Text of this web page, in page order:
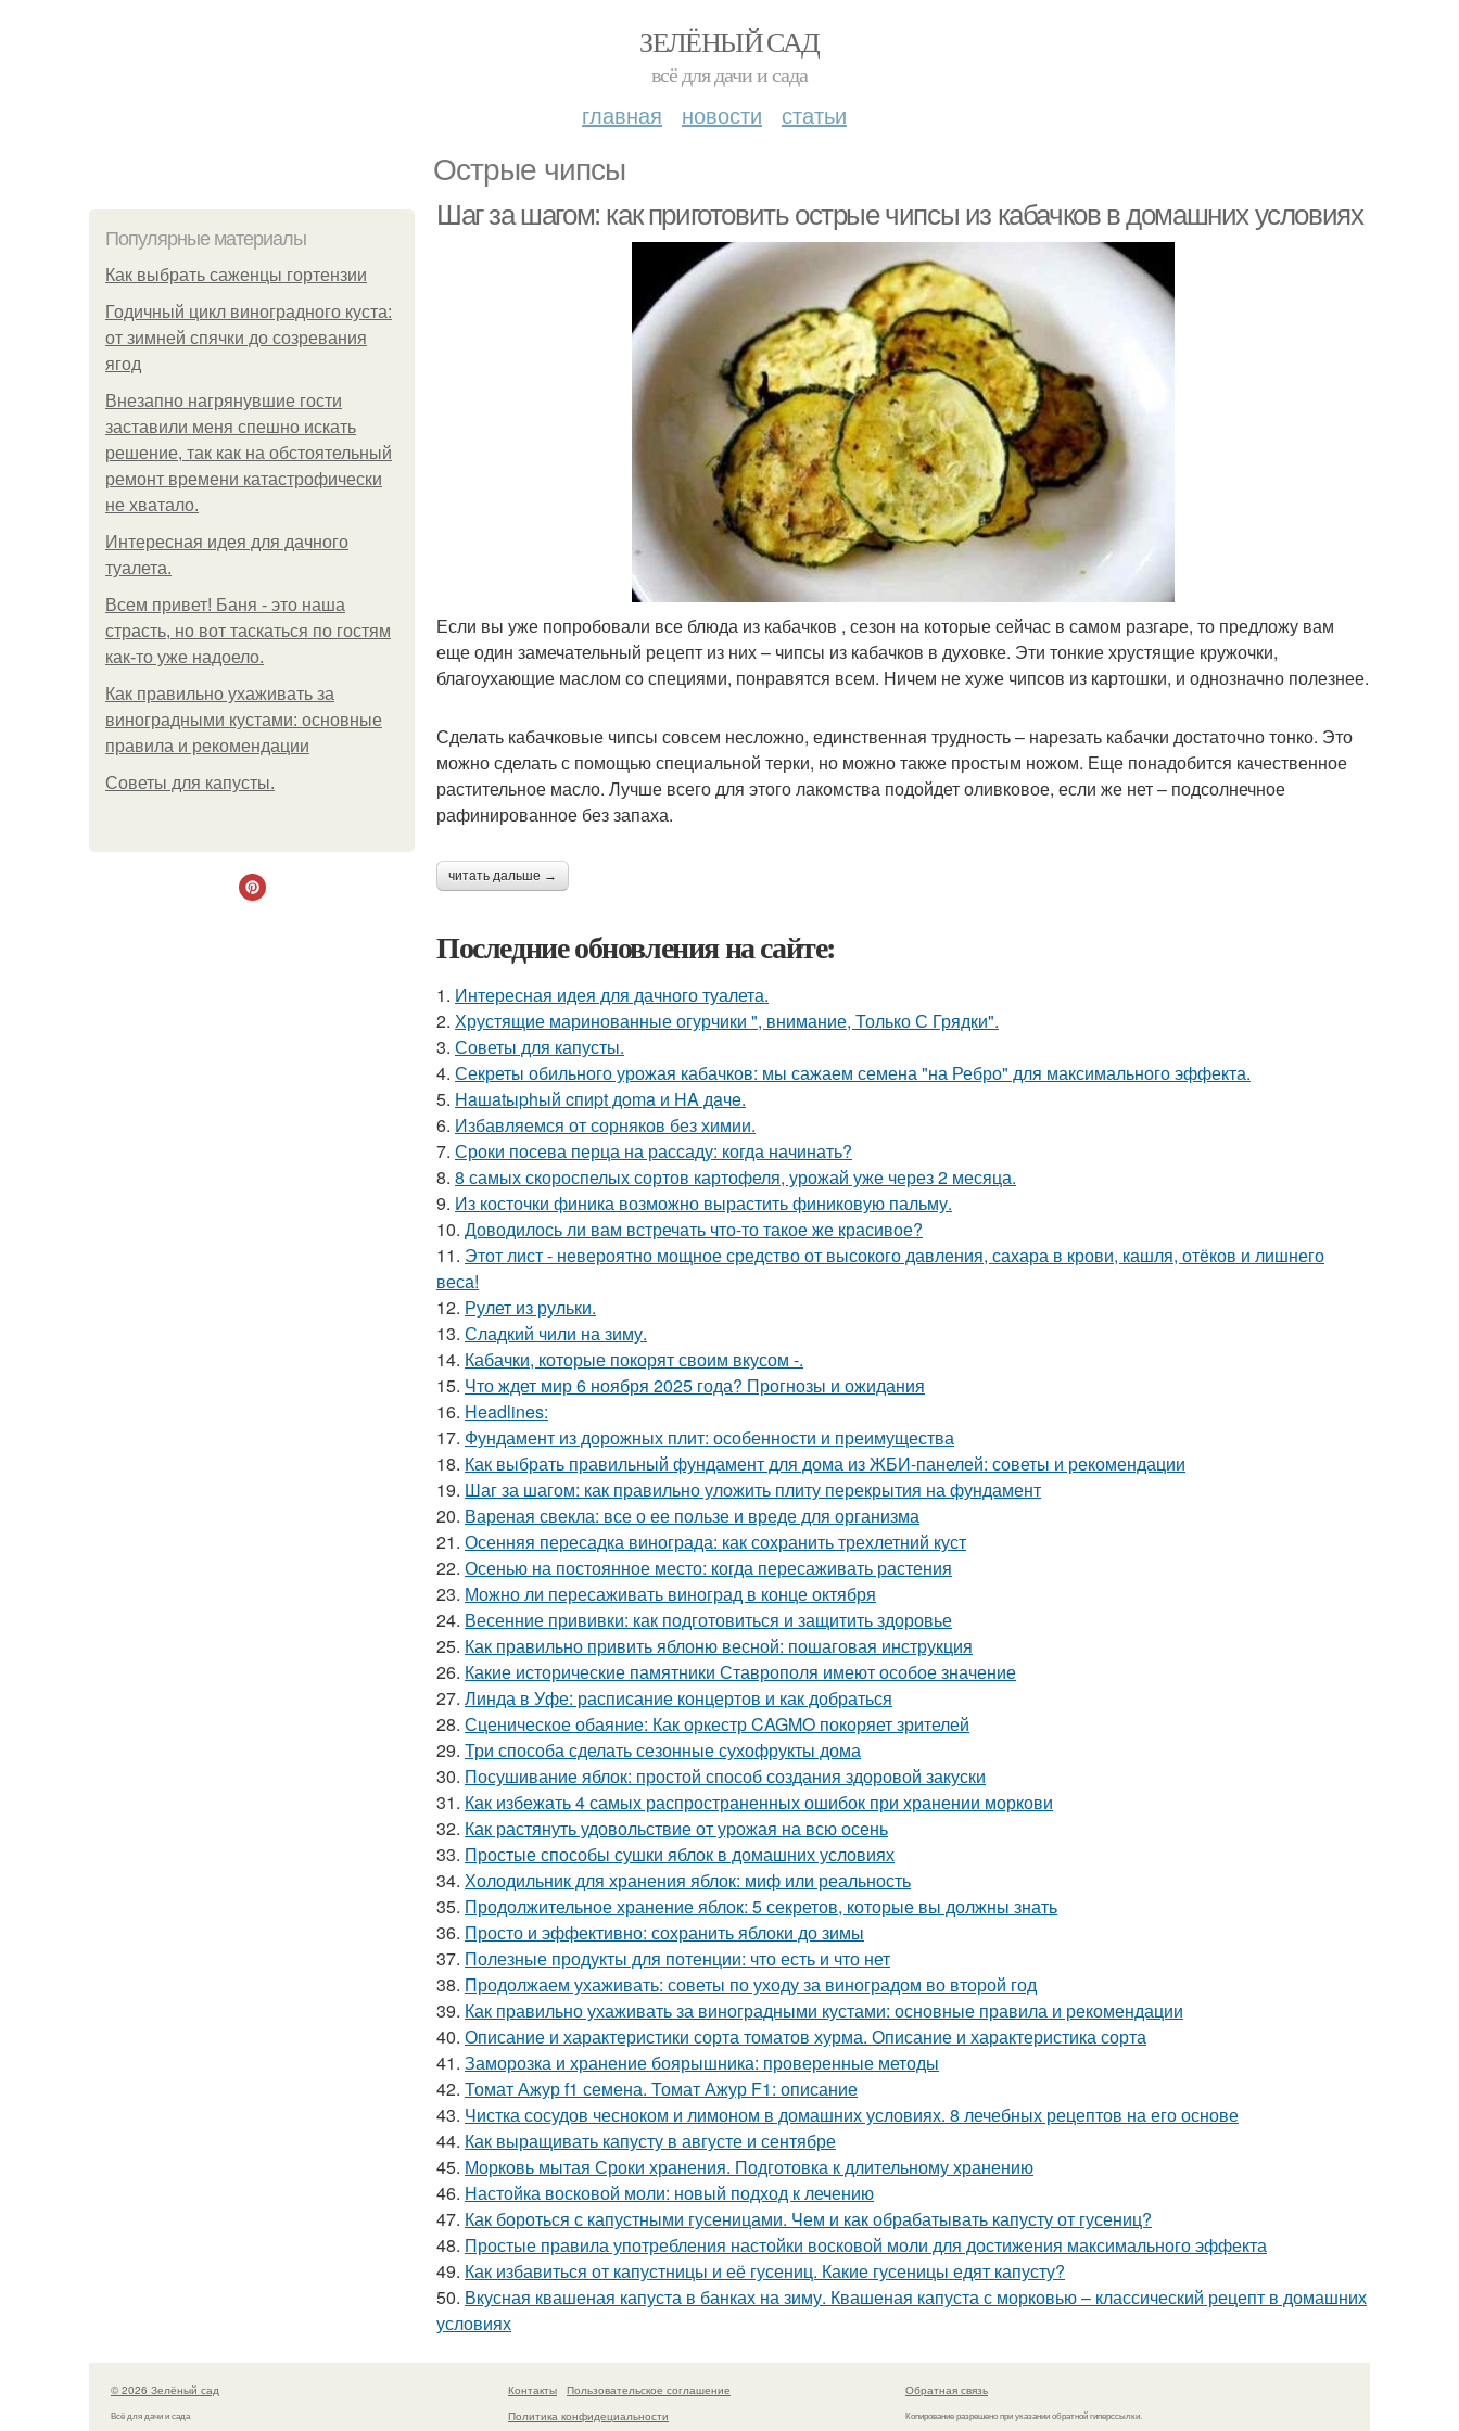
ЗЕЛЁНЫЙ САД
всё для дачи и сада
главная новости статьи
Острые чипсы
Популярные материалы
Как выбрать саженцы гортензии
Годичный цикл виноградного куста:
от зимней спячки до созревания
ягод
Внезапно нагрянувшие гости
заставили меня спешно искать
решение, так как на обстоятельный
ремонт времени катастрофически
не хватало.
Интересная идея для дачного
туалета.
Всем привет! Баня - это наша
страсть, но вот таскаться по гостям
как-то уже надоело.
Как правильно ухаживать за
виноградными кустами: основные
правила и рекомендации
Советы для капусты.
Шаг за шагом: как приготовить острые чипсы из кабачков в домашних условиях
Если вы уже попробовали все блюда из кабачков , сезон на которые сейчас в самом разгаре, то предложу вам
еще один замечательный рецепт из них – чипсы из кабачков в духовке. Эти тонкие хрустящие кружочки,
благоухающие маслом со специями, понравятся всем. Ничем не хуже чипсов из картошки, и однозначно полезнее.
Сделать кабачковые чипсы совсем несложно, единственная трудность – нарезать кабачки достаточно тонко. Это
можно сделать с помощью специальной терки, но можно также простым ножом. Еще понадобится качественное
растительное масло. Лучше всего для этого лакомства подойдет оливковое, если же нет – подсолнечное
рафинированное без запаха.
читать дальше →
Последние обновления на сайте:
1. Интересная идея для дачного туалета.
2. Хрустящие маринованные огурчики ", внимание, Только С Грядки".
3. Советы для капусты.
4. Секреты обильного урожая кабачков: мы сажаем семена "на Ребро" для максимального эффекта.
5. Haшatыphый cпиpt дoma и HA дaчe.
6. Избавляемся от сорняков без химии.
7. Сроки посева перца на рассаду: когда начинать?
8. 8 самых скороспелых сортов картофеля, урожай уже через 2 месяца.
9. Из косточки финика возможно вырастить финиковую пальму.
10. Доводилось ли вам встречать что-то такое же красивое?
11. Этот лист - невероятно мощное средство от высокого давления, сахара в крови, кашля, отёков и лишнего
веса!
12. Рулет из рульки.
13. Сладкий чили на зиму.
14. Кабачки, которые покорят своим вкусом -.
15. Что ждет мир 6 ноября 2025 года? Прогнозы и ожидания
16. Headlines:
17. Фундамент из дорожных плит: особенности и преимущества
18. Как выбрать правильный фундамент для дома из ЖБИ-панелей: советы и рекомендации
19. Шаг за шагом: как правильно уложить плиту перекрытия на фундамент
20. Вареная свекла: все о ее пользе и вреде для организма
21. Осенняя пересадка винограда: как сохранить трехлетний куст
22. Осенью на постоянное место: когда пересаживать растения
23. Можно ли пересаживать виноград в конце октября
24. Весенние прививки: как подготовиться и защитить здоровье
25. Как правильно привить яблоню весной: пошаговая инструкция
26. Какие исторические памятники Ставрополя имеют особое значение
27. Линда в Уфе: расписание концертов и как добраться
28. Сценическое обаяние: Как оркестр CAGMO покоряет зрителей
29. Три способа сделать сезонные сухофрукты дома
30. Посушивание яблок: простой способ создания здоровой закуски
31. Как избежать 4 самых распространенных ошибок при хранении моркови
32. Как растянуть удовольствие от урожая на всю осень
33. Простые способы сушки яблок в домашних условиях
34. Холодильник для хранения яблок: миф или реальность
35. Продолжительное хранение яблок: 5 секретов, которые вы должны знать
36. Просто и эффективно: сохранить яблоки до зимы
37. Полезные продукты для потенции: что есть и что нет
38. Продолжаем ухаживать: советы по уходу за виноградом во второй год
39. Как правильно ухаживать за виноградными кустами: основные правила и рекомендации
40. Описание и характеристики сорта томатов хурма. Описание и характеристика сорта
41. Заморозка и хранение боярышника: проверенные методы
42. Томат Ажур f1 семена. Томат Ажур F1: описание
43. Чистка сосудов чесноком и лимоном в домашних условиях. 8 лечебных рецептов на его основе
44. Как выращивать капусту в августе и сентябре
45. Морковь мытая Сроки хранения. Подготовка к длительному хранению
46. Настойка восковой моли: новый подход к лечению
47. Как бороться с капустными гусеницами. Чем и как обрабатывать капусту от гусениц?
48. Простые правила употребления настойки восковой моли для достижения максимального эффекта
49. Как избавиться от капустницы и её гусениц. Какие гусеницы едят капусту?
50. Вкусная квашеная капуста в банках на зиму. Квашеная капуста с морковью – классический рецепт в домашних
условиях
© 2026 Зелёный сад
Всё для дачи и сада
Контакты
Пользовательское соглашение
Политика конфидециальности
Обратная связь
Копирование разрешено при указании обратной гиперссылки.